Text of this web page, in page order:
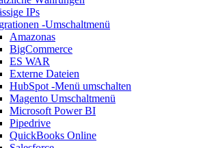
IPs
-Umschaltmenü
Amazonas
BigCommerce
ES WAR
Externe Dateien
HubSpot -Menü umschalten
Magento Umschaltmenü
Microsoft Power BI
Pipedrive
QuickBooks Online